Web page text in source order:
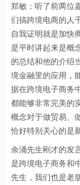
郑敏：听了前两位
们搞跨境电商的人
自我证明就是加快
是平时讲起来是概
的总结和他的介绍
境金融里的应用，
据在跨境电子商务
都能够非常完美的
概念对于做贸易、
恰好特别关心的是
余涌先生刚才的发
是跨境电子商务和
先生，我们也是老